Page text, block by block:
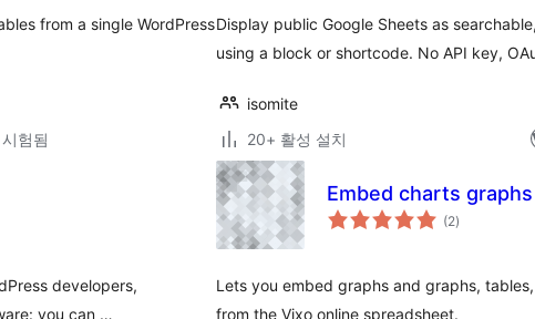
from a single WordPress
험됨
점
Display public Google Sheets as
using a block or shortcode. No API key,
isomite
20+ 활성 설치
developers,
you can …
Embed charts
(2전
체)
Lets you embed graphs and graphs,
from the Vixo online spreadsheet.